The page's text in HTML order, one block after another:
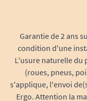
Garantie de 2 ans
condition d'une
L'usure naturelle du
(roues, pneus,
s'applique, l'envoi
Ergo. Attention la